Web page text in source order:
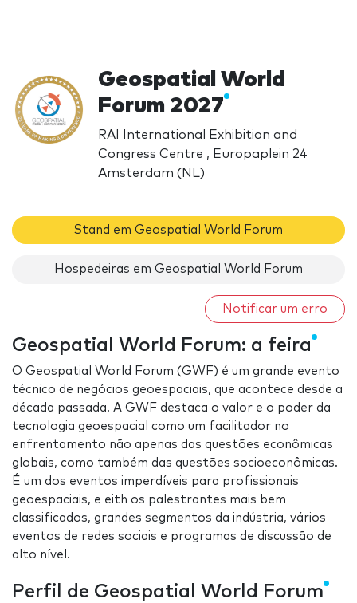
Geospatial World
Forum 2027
RAI International Exhibition and
Congress Centre , Europaplein 24
Amsterdam (NL)
Stand em Geospatial World Forum
Hospedeiras em Geospatial World Forum
Notificar um erro
Geospatial World Forum: a feira
O Geospatial World Forum (GWF) é um grande evento
técnico de negócios geoespaciais, que acontece desde a
década passada. A GWF destaca o valor e o poder da
tecnologia geoespacial como um facilitador no
enfrentamento não apenas das questões econômicas
globais, como também das questões socioeconômicas.
É um dos eventos imperdíveis para profissionais
geoespaciais, e eith os palestrantes mais bem
classificados, grandes segmentos da indústria, vários
eventos de redes sociais e programas de discussão de
alto nível.
Perfil de Geospatial World Forum